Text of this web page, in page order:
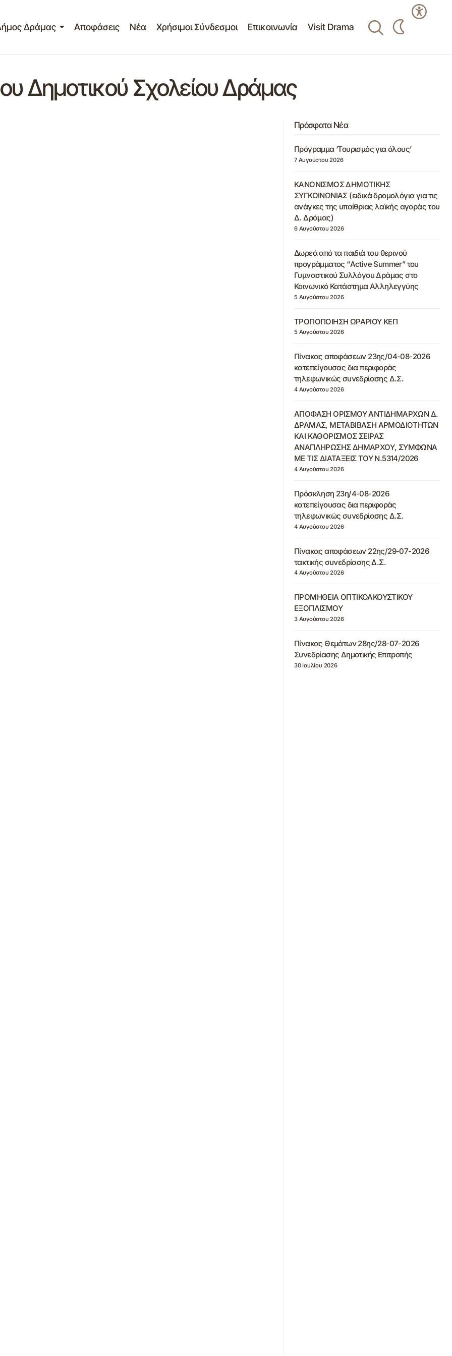
Δράμας Αποφάσεις Νέα Χρήσιμοι Σύνδεσμοι Επικοινωνία Visit Drama
Δημοτικού Σχολείου Δράμας
Πρόσφατα Νέα
Πρόγραμμα ‘Τουρισμός για όλους’
7 Αυγούστου 2026
ΚΑΝΟΝΙΣΜΟΣ ΔΗΜΟΤΙΚΗΣ
ΣΥΓΚΟΙΝΩΝΙΑΣ (ειδικά δρομολόγια για τις
ανάγκες της υπαίθριας λαϊκής αγοράς του
Δ. Δράμας)
6 Αυγούστου 2026
Δωρεά από τα παιδιά του θερινού
προγράμματος “Active Summer” του
Γυμναστικού Συλλόγου Δράμας στο
Κοινωνικό Κατάστημα Αλληλεγγύης
5 Αυγούστου 2026
ΤΡΟΠΟΠΟΙΗΣΗ ΩΡΑΡΙΟΥ ΚΕΠ
5 Αυγούστου 2026
Πίνακας αποφάσεων 23ης/04-08-2026
κατεπείγουσας δια περιφοράς
τηλεφωνικώς συνεδρίασης Δ.Σ.
4 Αυγούστου 2026
ΑΠΟΦΑΣΗ ΟΡΙΣΜΟΥ ΑΝΤΙΔΗΜΑΡΧΩΝ Δ.
ΔΡΑΜΑΣ, ΜΕΤΑΒΙΒΑΣΗ ΑΡΜΟΔΙΟΤΗΤΩΝ
ΚΑΙ ΚΑΘΟΡΙΣΜΟΣ ΣΕΙΡΑΣ
ΑΝΑΠΛΗΡΩΣΗΣ ΔΗΜΑΡΧΟΥ, ΣΥΜΦΩΝΑ
ΜΕ ΤΙΣ ΔΙΑΤΑΞΕΙΣ ΤΟΥ Ν.5314/2026
4 Αυγούστου 2026
Πρόσκληση 23η/4-08-2026
κατεπείγουσας δια περιφοράς
τηλεφωνικώς συνεδρίασης Δ.Σ.
4 Αυγούστου 2026
Πίνακας αποφάσεων 22ης/29-07-2026
τακτικής συνεδρίασης Δ.Σ.
4 Αυγούστου 2026
ΠΡΟΜΗΘΕΙΑ ΟΠΤΙΚΟΑΚΟΥΣΤΙΚΟΥ
ΕΞΟΠΛΙΣΜΟΥ
3 Αυγούστου 2026
Πίνακας Θεμάτων 28ης/28-07-2026
Συνεδρίασης Δημοτικής Επιτροπής
30 Ιουλίου 2026